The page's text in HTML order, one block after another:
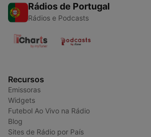
Rádios de Portugal
Rádios e Podcasts
Recursos
Emissoras
Widgets
Futebol Ao Vivo na Rádio
Blog
Sites de Rádio por País